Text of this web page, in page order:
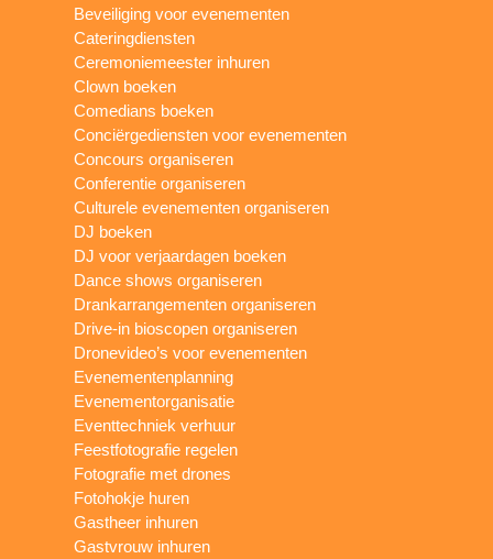
Beveiliging voor evenementen
Cateringdiensten
Ceremoniemeester inhuren
Clown boeken
Comedians boeken
Conciërgediensten voor evenementen
Concours organiseren
Conferentie organiseren
Culturele evenementen organiseren
DJ boeken
DJ voor verjaardagen boeken
Dance shows organiseren
Drankarrangementen organiseren
Drive-in bioscopen organiseren
Dronevideo’s voor evenementen
Evenementenplanning
Evenementorganisatie
Eventtechniek verhuur
Feestfotografie regelen
Fotografie met drones
Fotohokje huren
Gastheer inhuren
Gastvrouw inhuren